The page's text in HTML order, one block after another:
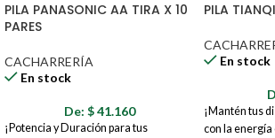
PILA PANASONIC AA TIRA X 10
PARES
CACHARRERÍA
En stock
De: $41.160
¡Potencia y Duración para tus
PILA
En stock
¡Mantén tus
con la energía